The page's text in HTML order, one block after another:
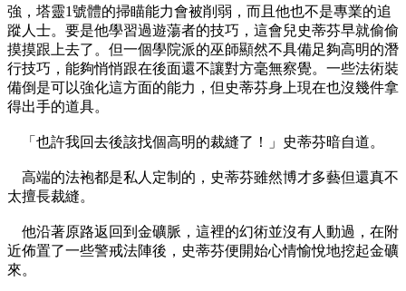
強，塔靈1號體的掃瞄能力會被削弱，而且他也不是專業的追
蹤人士。要是他學習過遊蕩者的技巧，這會兒史蒂芬早就偷偷
摸摸跟上去了。但一個學院派的巫師顯然不具備足夠高明的潛
行技巧，能夠悄悄跟在後面還不讓對方毫無察覺。一些法術裝
備倒是可以強化這方面的能力，但史蒂芬身上現在也沒幾件拿
得出手的道具。
「也許我回去後該找個高明的裁縫了！」史蒂芬暗自道。
高端的法袍都是私人定制的，史蒂芬雖然博才多藝但還真不
太擅長裁縫。
他沿著原路返回到金礦脈，這裡的幻術並沒有人動過，在附
近佈置了一些警戒法陣後，史蒂芬便開始心情愉悅地挖起金礦
來。